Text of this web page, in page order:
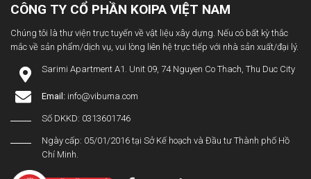
CÔNG TY CỔ PHẦN KOIPA VIỆT NAM
Chúng tôi là thư viện trực tuyến về vật liệu xây dựng. Nếu có bất kỳ thắc
mắc về sản phẩm/dịch vụ, vui lòng liên hệ trực tiếp với nhà sản xuất/đại lý.
Sarimi Apartment A1. Unit 09, 74 Nguyen Co Thach, Thu Duc City
Email: info@vibuma.com
Số DKKD: 0313601746
Ngày cấp: 05/01/2016 tại Sở Kế hoạch và Đầu tư Thành phố Hồ
Chí Minh.